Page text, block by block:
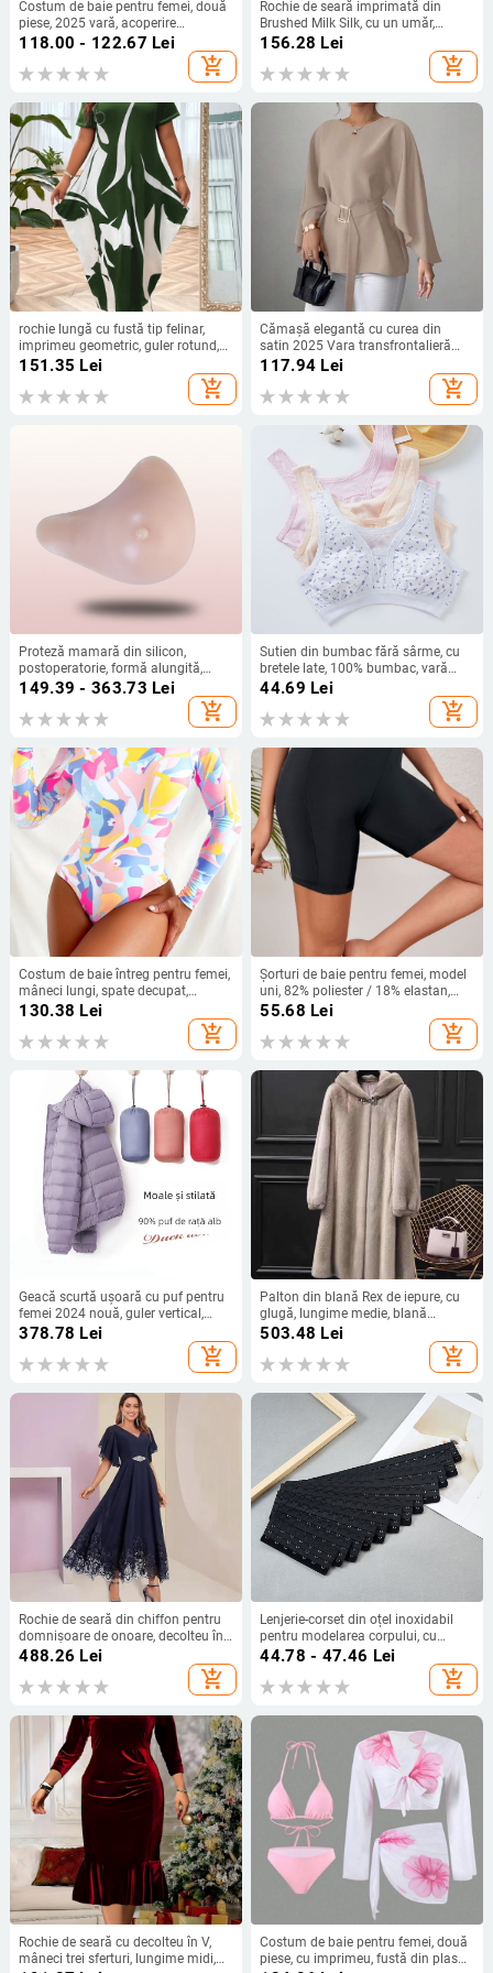
Costum de baie pentru femei, două
piese, 2025 vară, acoperire
conservatoare a abdomenului,
costum de baie sport pentru piscină
și băi termale
118.00 - 122.67 Lei
add_shopping_cart
Rochie de seară imprimată din
Brushed Milk Silk, cu un umăr,
decolteu pătrat, mâneci scurte
156.28 Lei
add_shopping_cart
rochie lungă cu fustă tip felinar,
imprimeu geometric, guler rotund,
mâneci scurte, material poliester-
151.35 Lei
add_shopping_cart
Cămașă elegantă cu curea din
satin 2025 Vara transfrontalieră
Îmbrăcăminte pentru femei
Aliexpress Amazon Casual Confort
Independent Station
117.94 Lei
add_shopping_cart
Proteză mamară din silicon,
postoperatorie, formă alungită,
înaltă calitate, respirabilă
149.39 - 363.73 Lei
add_shopping_cart
Sutien din bumbac fără sârme, cu
bretele late, 100% bumbac, vară
2024, stil minimalist de bază
44.69 Lei
add_shopping_cart
Costum de baie întreg pentru femei,
mâneci lungi, spate decupat,
imprimeu sexy, țesătură 85%
poliester / 15% elastan, căptușeală
95% poliester / 5% elastan, cu bureți
130.38 Lei
add_shopping_cart
Șorturi de baie pentru femei, model
uni, 82% poliester / 18% elastan,
țesătură poliester, stil briefs
55.68 Lei
add_shopping_cart
Geacă scurtă ușoară cu puf pentru
femei 2024 nouă, guler vertical,
glugă, mărimea 90, haină de iarnă
378.78 Lei
add_shopping_cart
Palton din blană Rex de iepure, cu
glugă, lungime medie, blană
groasă, mărime mare, pentru
503.48 Lei
add_shopping_cart
Rochie de seară din chiffon pentru
domnișoare de onoare, decolteu în
V adânc, dantelă, mâneci scurte,
488.26 Lei
add_shopping_cart
Lenjerie-corset din oțel inoxidabil
pentru modelarea corpului, cu
catarame 7-18, catarame extinse și
44.78 - 47.46 Lei
add_shopping_cart
Rochie de seară cu decolteu în V,
mâneci trei sferturi, lungime midi,
Costum de baie pentru femei, două
piese, cu imprimeu, fustă din plasă